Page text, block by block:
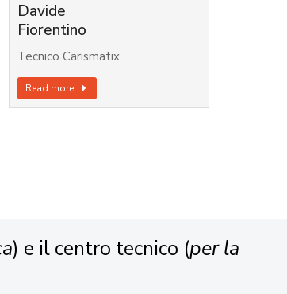
Davide
Fiorentino
Tecnico Carismatix
Read more
) e il centro tecnico (per la